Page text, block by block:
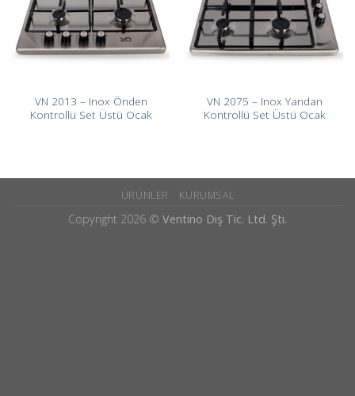
VN 2013 – Inox Önden
Kontrollü Set Üstü Ocak
VN 2075 – Inox Yandan
Kontrollü Set Üstü Ocak
ÜRÜNLER KURUMSAL
Copyright 2026 © Ventino Dış Tic. Ltd. Şti.